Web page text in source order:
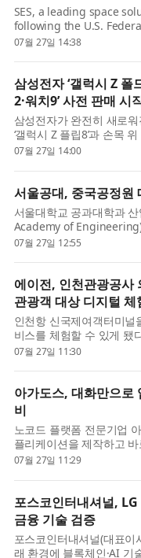
SES, a leading space
following the U.S.
Upper C-band Report &
07월 27일 14:38
삼성전자 ‘갤럭시 Z 폴
2·워치9’ 사전 판매 시
삼성전자가 완전히 새로워
‘갤럭시 Z 플립8’과 손목
전 판매를 7월 28일부터 8
07월 27일 14:00
서울공대, 중국공정원
서울대학교 공과대학과
Academy of
인재양성 협력 방안을 논
07월 27일 12:55
에이전, 인천관광공사
관광객 대상 디지털 체
인천항 신국제여객터미
비스를 체험할 수 있게 됐
트업파크가 추진하는
07월 27일 11:30
아가도스, 대화만으로
비
노코드 플랫폼 전문기업
플리케이션을 제작하고
준비하고 있다. 아가도스
07월 27일 11:29
포스코인터내셔널,
금융 기술 검증
포스코인터내셔널(대표
래 환경에 블록체인·AI 기